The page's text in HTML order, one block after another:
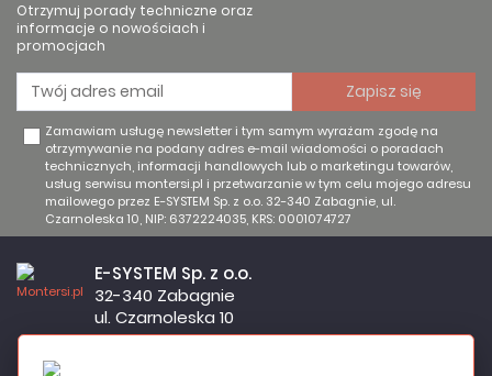
Otrzymuj porady techniczne oraz
informacje o nowościach i
promocjach
Zamawiam usługę newsletter i tym samym wyrażam zgodę na
otrzymywanie na podany adres e-mail wiadomości o poradach
technicznych, informacji handlowych lub o marketingu towarów,
usług serwisu montersi.pl i przetwarzanie w tym celu mojego adresu
mailowego przez E-SYSTEM Sp. z o.o. 32-340 Zabagnie, ul.
Czarnoleska 10, NIP: 6372224035, KRS: 0001074727
Firma czynna od poniedziałku do piątku w godzinach 8:00 –
E-SYSTEM Sp. z o.o.
32-340 Zabagnie
ul. Czarnoleska 10